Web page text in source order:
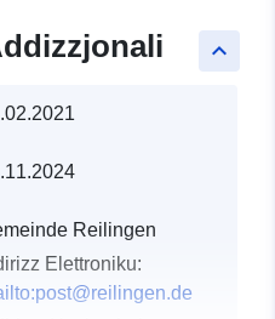
keyboard_arrow_up
Reilingen
Elettroniku: